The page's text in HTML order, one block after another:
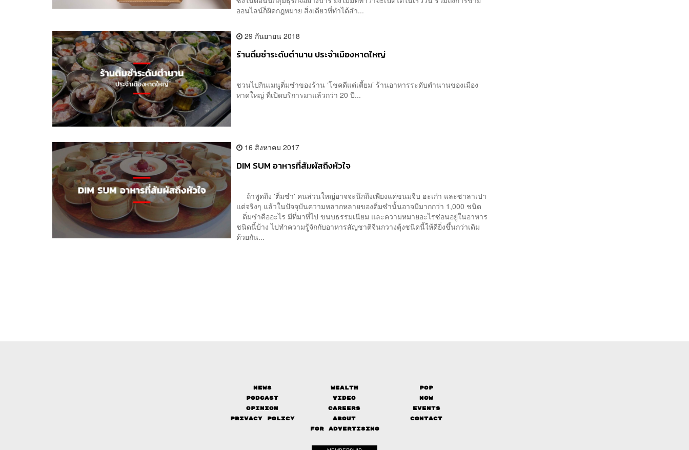
ออนไลน์ก็ผิดกฎหมาย สิ่งเดียวที่ทำได้สำ...
29 กันยายน 2018
ร้านติ่มซำระดับตำนาน ประจำเมืองหาดใหญ่
ชวนไปกินเมนูติ่มซำของร้าน ‘โชคดีแต่เตี้ยม’ ร้านอาหารระดับตำนานของเมือง
หาดใหญ่ ที่เปิดบริการมาแล้วกว่า 20 ปี...
16 สิงหาคม 2017
DIM SUM อาหารที่สัมผัสถึงหัวใจ
ถ้าพูดถึง 'ติ่มซำ' คนส่วนใหญ่อาจจะนึกถึงเพียงแค่ขนมจีบ ฮะเก๋า และซาลาเปา
แต่จริงๆ แล้วในปัจจุบันความหลากหลายของติ่มซำนั้นอาจมีมากกว่า 1,000 ชนิด
ติ่มซำคืออะไร มีที่มาที่ไป ขนบธรรมเนียม และความหมายอะไรซ่อนอยู่ในอาหาร
ชนิดนี้บ้าง ไปทำความรู้จักกับอาหารสัญชาติจีนกวางตุ้งชนิดนี้ให้ดียิ่งขึ้นกว่าเดิม
ด้วยกัน...
News Wealth
Pop
Podcast
Video
Now
Opinion
Careers
Events
Privacy Policy
About
Contact
FOR ADVERTISING